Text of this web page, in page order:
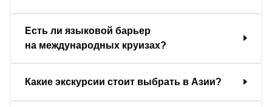
Есть ли языковой барьер
на международных круизах?
Какие экскурсии стоит выбрать в Азии?